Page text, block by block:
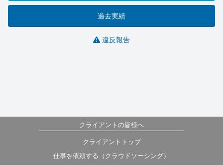
過去実績
違反報告
クライアントの皆様へ
クライアントトップ
仕事を依頼する（クラウドソーシング）